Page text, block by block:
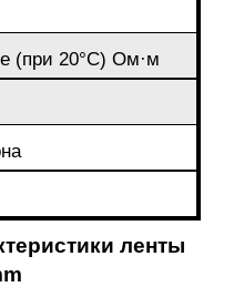
(при 20°C) Ом·м
ленты